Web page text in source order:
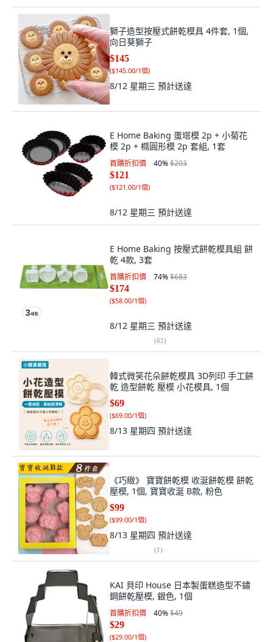
獅子造型按壓式餅乾模具 4件套, 1個,
向日葵獅子
$145
($145.00/1個)
8/12 星期三 預計送達
E Home Baking 蛋塔模 2p + 小菊花
模 2p + 橢圓形模 2p 套組, 1套
首購折扣價 40%$203
$121
($121.00/1個)
8/12 星期三 預計送達
E Home Baking 按壓式餅乾模具組 餅
乾 4款, 3套
首購折扣價 74%$683
$174
($58.00/1個)
8/12 星期三 預計送達
(62)
韓式微笑花朵餅乾模具 3D列印 手工餅
乾 造型餅乾 壓模 小花模具, 1個
$69
($69.00/1個)
8/13 星期四 預計送達
《巧緻》 寶寶餅乾模 收涎餅乾模 餅乾
壓模, 1個, 寶寶收涎 B款, 粉色
$99
($99.00/1個)
8/13 星期四 預計送達
(1)
KAI 貝印 House 日本製蛋糕造型不鏽
鋼餅乾壓模, 銀色, 1個
首購折扣價 40%$49
$29
($29.00/1個)